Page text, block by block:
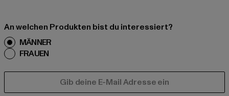
An welchen Produkten bist du interessiert?
MÄNNER
FRAUEN